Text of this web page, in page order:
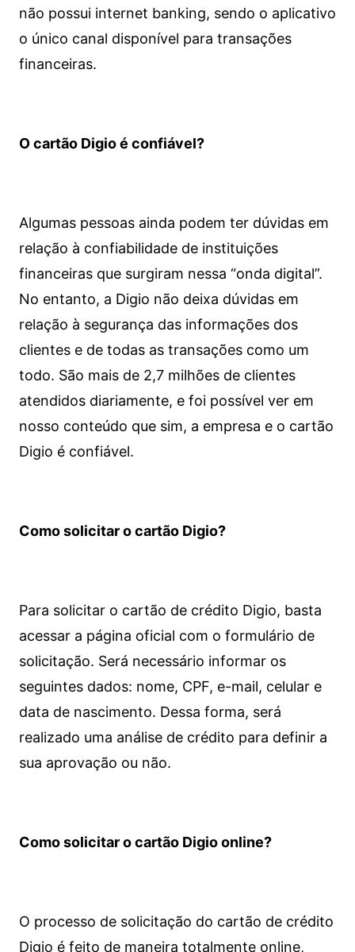
não possui internet banking, sendo o aplicativo
o único canal disponível para transações
financeiras.
O cartão Digio é confiável?
Algumas pessoas ainda podem ter dúvidas em
relação à confiabilidade de instituições
financeiras que surgiram nessa “onda digital”.
No entanto, a Digio não deixa dúvidas em
relação à segurança das informações dos
clientes e de todas as transações como um
todo. São mais de 2,7 milhões de clientes
atendidos diariamente, e foi possível ver em
nosso conteúdo que sim, a empresa e o cartão
Digio é confiável.
Como solicitar o cartão Digio?
Para solicitar o cartão de crédito Digio, basta
acessar a página oficial com o formulário de
solicitação. Será necessário informar os
seguintes dados: nome, CPF, e-mail, celular e
data de nascimento. Dessa forma, será
realizado uma análise de crédito para definir a
sua aprovação ou não.
Como solicitar o cartão Digio online?
O processo de solicitação do cartão de crédito
Digio é feito de maneira totalmente online,